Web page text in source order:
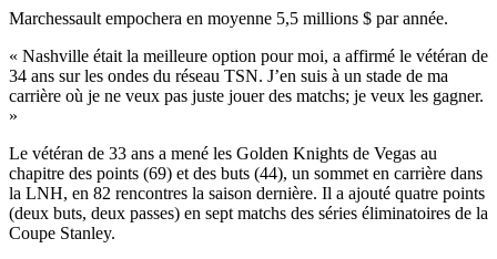
Marchessault empochera en moyenne 5,5 millions $ par année.
« Nashville était la meilleure option pour moi, a affirmé le vétéran de
34 ans sur les ondes du réseau TSN. J’en suis à un stade de ma
carrière où je ne veux pas juste jouer des matchs; je veux les gagner.
»
Le vétéran de 33 ans a mené les Golden Knights de Vegas au
chapitre des points (69) et des buts (44), un sommet en carrière dans
la LNH, en 82 rencontres la saison dernière. Il a ajouté quatre points
(deux buts, deux passes) en sept matchs des séries éliminatoires de la
Coupe Stanley.